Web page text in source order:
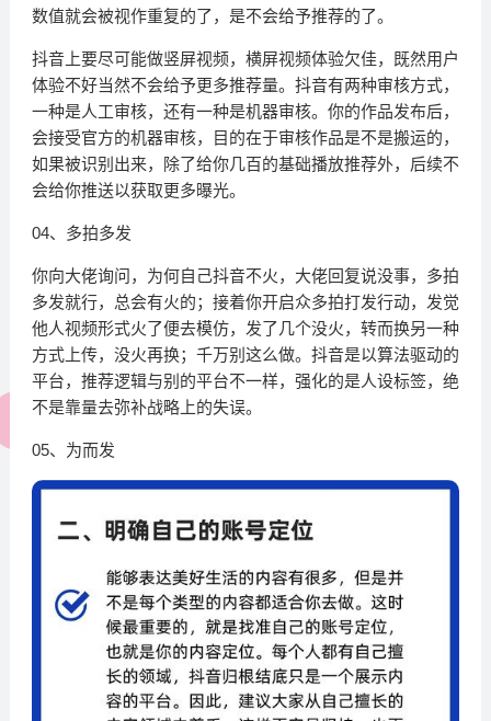
数值就会被视作重复的了，是不会给予推荐的了。
抖音上要尽可能做竖屏视频，横屏视频体验欠佳，既然用户
体验不好当然不会给予更多推荐量。抖音有两种审核方式，
一种是人工审核，还有一种是机器审核。你的作品发布后，
会接受官方的机器审核，目的在于审核作品是不是搬运的，
如果被识别出来，除了给你几百的基础播放推荐外，后续不
会给你推送以获取更多曝光。
04、多拍多发
你向大佬询问，为何自己抖音不火，大佬回复说没事，多拍
多发就行，总会有火的；接着你开启众多拍打发行动，发觉
他人视频形式火了便去模仿，发了几个没火，转而换另一种
方式上传，没火再换；千万别这么做。抖音是以算法驱动的
平台，推荐逻辑与别的平台不一样，强化的是人设标签，绝
不是靠量去弥补战略上的失误。
05、为而发